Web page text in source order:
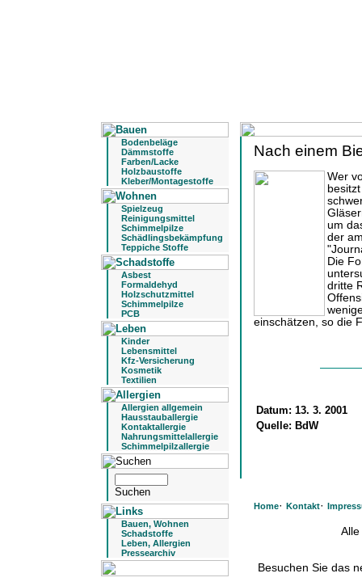
Bodenbeläge
Dämmstoffe
Farben/Lacke
Holzbaustoffe
Kleber/Montagestoffe
Spielzeug
Reinigungsmittel
Schimmelpilze
Schädlingsbekämpfung
Teppiche Stoffe
Asbest
Formaldehyd
Holzschutzmittel
Schimmelpilze
PCB
Kinder
Lebensmittel
Kfz-Versicherung
Kosmetik
Textilien
Allergien allgemein
Hausstauballergie
Kontaktallergie
Nahrungsmittelallergie
Schimmelpilzallergie
Bauen, Wohnen
Schadstoffe
Leben, Allergien
Pressearchiv
Nach einem
Wer
um
der
Die
dritte
einschätzen, so die
Datum: 13. 3. 2001
Quelle: BdW
Home· Kontakt·
Besuchen Sie das